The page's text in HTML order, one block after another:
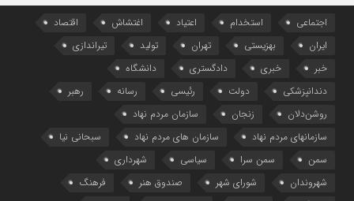
اجتماعی استخدام اعتیاد اغتشاش
اقتصاد
ایران
بهزیستی تهران تولید
تیراندازی
خبر
خبری دادگستری
دانشگاه
دندانپزشکی
دولت رئیسی رسانه
رهبر
روشن‌دلان
زنجان
سازمان مردم نهاد
سازمانهای مردم نهاد
سازمان های مردم نهاد
سبحانی نیا
سمن
سمن سرا سیاسی
شهرداری
شهروندان
شورای شهر صندوق هنر
فرهنگ